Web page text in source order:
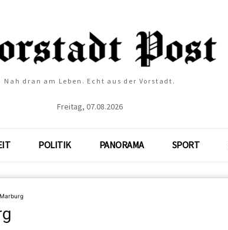
Nah dran am Leben. Echt aus der Vorstadt.
Freitag, 07.08.2026
POLITIK PANORAMA SPORT